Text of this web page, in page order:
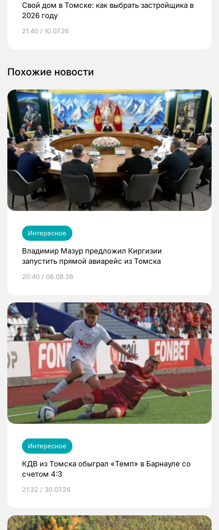
Свой дом в Томске: как выбрать застройщика в
2026 году
21:40 / 10.07.26
Похожие новости
Интересное
Владимир Мазур предложил Киргизии
запустить прямой авиарейс из Томска
20:40 / 06.08.26
Интересное
КДВ из Томска обыграл «Темп» в Барнауле со
счетом 4:3
21:32 / 30.07.26